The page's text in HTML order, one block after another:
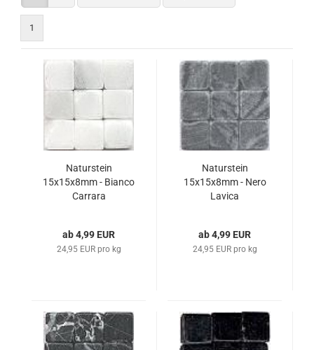
1
Naturstein
15x15x8mm - Bianco
Carrara
ab 4,99 EUR
24,95 EUR pro kg
Naturstein
15x15x8mm - Nero
Lavica
ab 4,99 EUR
24,95 EUR pro kg